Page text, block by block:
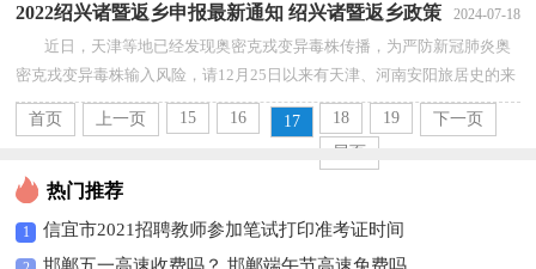
2022绍兴诸暨返乡申报最新通知 绍兴诸暨返乡政策 2024-07-18
近日，天津等地已经发现奥密克戎变异毒株传播，为严防新冠肺炎奥
密克戎变异毒株输入风险，请12月25日以来有天津、河南安阳旅居史的来
诸返诸人员，第一时间向所在村(社区)、...【查看全部】
首页 上一页 15 16 17 18 19
下一页
尾页
热门推荐
1 信宜市2021招聘教师参加笔试打印准考证时间